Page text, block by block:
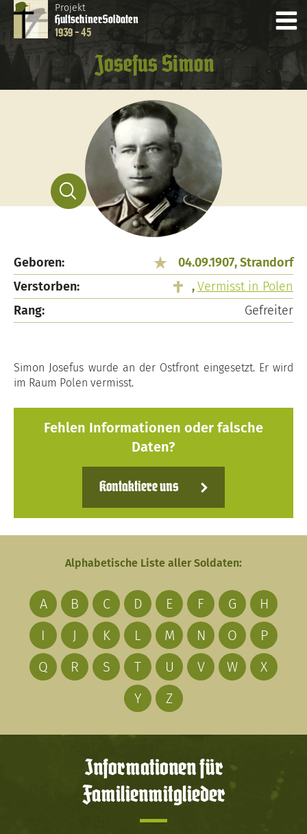
Projekt
HultschinerSoldaten
1939 - 45
Josefus Simon
Geboren:
04.09.1907, Strandorf
Verstorben:
,Vermisst in Polen
Rang:
Gefreiter
Simon Josefus wurde an der Ostfront eingesetzt. Er wird
im Raum Polen vermisst.
Fehlen Informationen oder falsche
Daten?
Kontaktiere uns
Alphabetische Liste aller Soldaten:
A B C D E F G
H
I
J K L M N O
P
Q
R S T U V W
X
Y
Z
Informationen für
Familienmitglieder